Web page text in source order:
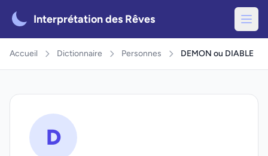
Interprétation des Rêves
Accueil Dictionnaire Personnes DEMON ou DIABLE
D